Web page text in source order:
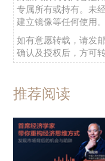
专属所有或持有。未
建立镜像等任何使用。
如有意愿转载，请发
确认及授权后，方可转
推荐阅读